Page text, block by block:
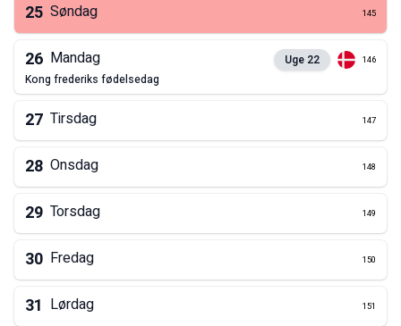
25 Søndag 145
26 Mandag Uge 22 146
kong frederiks fødelsedag
27 Tirsdag 147
28 Onsdag 148
29 Torsdag 149
30 Fredag 150
31 Lørdag 151